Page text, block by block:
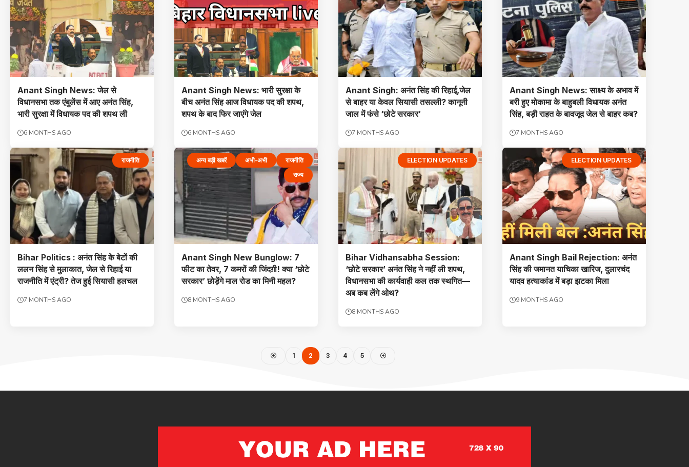
Anant Singh News: जेल से
विधानसभा तक एंबुलेंस में आए अनंत सिंह,
भारी सुरक्षा में विधायक पद की शपथ ली
6 MONTHS AGO
Anant Singh News: भारी सुरक्षा के
बीच अनंत सिंह आज विधायक पद की शपथ,
शपथ के बाद फिर जाएंगे जेल
6 MONTHS AGO
Anant Singh: अनंत सिंह की रिहाई,जेल
से बाहर या केवल सियासी तसल्ली? कानूनी
जाल में फंसे ‘छोटे सरकार’
7 MONTHS AGO
Anant Singh News: साक्ष्य के अभाव में
बरी हुए मोकामा के बाहुबली विधायक अनंत
सिंह, बड़ी राहत के बावजूद जेल से बाहर कब?
7 MONTHS AGO
राजनीति
Bihar Politics : अनंत सिंह के बेटों की
ललन सिंह से मुलाकात, जेल से रिहाई या
राजनीति में एंट्री? तेज हुई सियासी हलचल
7 MONTHS AGO
अन्य बड़ी खबरें अभी-अभी
राजनीति
राज्य
Anant Singh New Bunglow: 7
फीट का तेवर, 7 कमरों की जिंदग़ी! क्या ‘छोटे
सरकार’ छोड़ेंगे माल रोड का मिनी महल?
8 MONTHS AGO
ELECTION UPDATES
Bihar Vidhansabha Session:
‘छोटे सरकार’ अनंत सिंह ने नहीं ली शपथ,
विधानसभा की कार्यवाही कल तक स्थगित—
अब कब लेंगे ओथ?
8 MONTHS AGO
ELECTION UPDATES
Anant Singh Bail Rejection: अनंत
सिंह की जमानत याचिका खारिज, दुलारचंद
यादव हत्याकांड में बड़ा झटका मिला
9 MONTHS AGO
1 2 3 4 5